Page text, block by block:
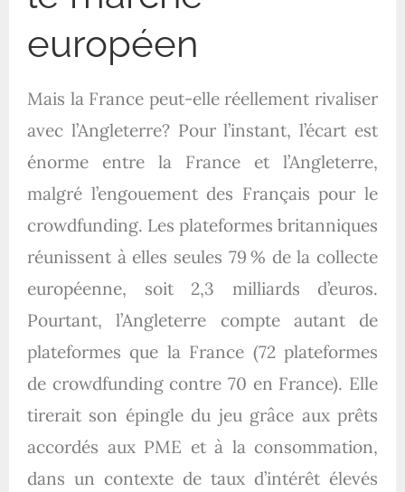
européen
Mais la France peut-elle réellement rivaliser
avec l’Angleterre? Pour l’instant, l’écart est
énorme entre la France et l’Angleterre,
malgré l’engouement des Français pour le
crowdfunding. Les plateformes britanniques
réunissent à elles seules 79 % de la collecte
européenne, soit 2,3 milliards d’euros.
Pourtant, l’Angleterre compte autant de
plateformes que la France (72 plateformes
de crowdfunding contre 70 en France). Elle
tirerait son épingle du jeu grâce aux prêts
accordés aux PME et à la consommation,
dans un contexte de taux d’intérêt élevés